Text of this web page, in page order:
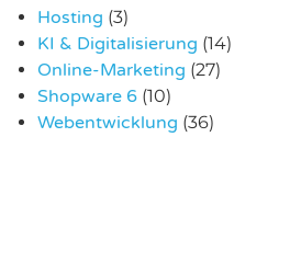
Hosting (3)
KI & Digitalisierung (14)
Online-Marketing (27)
Shopware 6 (10)
Webentwicklung (36)